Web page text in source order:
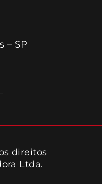
– SP
direitos
Ltda.